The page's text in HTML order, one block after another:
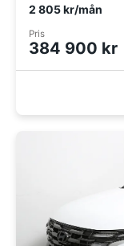
2 805 kr/mån
Pris
384 900 kr